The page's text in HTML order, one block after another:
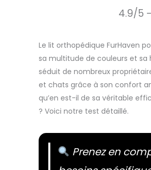
4.9/5
Le lit orthopédique FurHaven
sa multitude de couleurs et sa
séduit de nombreux
et chats grâce à son confort
qu’en est-il de sa véritable
? Voici notre test détaillé.
Prenez en